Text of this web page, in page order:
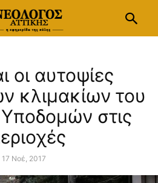
οι αυτοψίες
κλιμακίων του
στις
Νοέ, 2017